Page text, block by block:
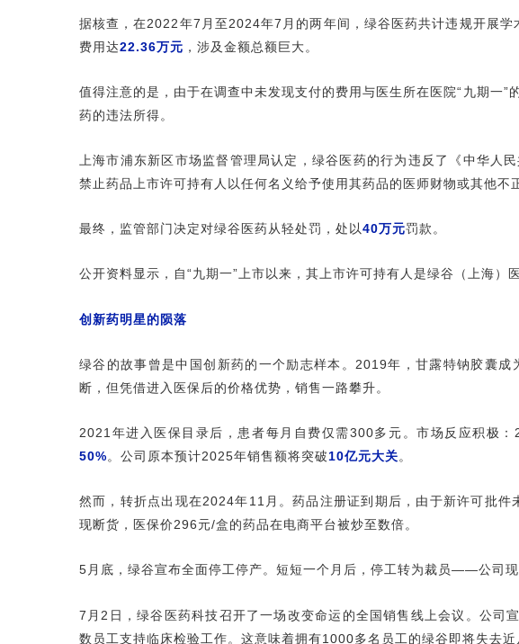
据核查，在2022年7月至2024年7月的两年间，绿谷医药共计违规开展学
费用达22.36万元 ，涉及金额总额巨大。
值得注意的是，由于在调查中未发现支付的费用与医生所在医院“九期一
药的违法所得。
上海市浦东新区市场监督管理局认定，绿谷医药的行为违反了《中华人
禁止药品上市许可持有人以任何名义给予使用其药品的医师财物或其他不
最终，监管部门决定对绿谷医药从轻处罚，处以40万元罚款。
公开资料显示，自“九期一”上市以来，其上市许可持有人是绿谷（上海）
创新药明星的陨落
绿谷的故事曾是中国创新药的一个励志样本。2019年，甘露特钠胶囊成
断，但凭借进入医保后的价格优势，销售一路攀升。
2021年进入医保目录后，患者每月自费仅需300多元。市场反应积极：
50%。公司原本预计2025年销售额将突破10亿元大关。
然而，转折点出现在2024年11月。药品注册证到期后，由于新许可批件
现断货，医保价296元/盒的药品在电商平台被炒至数倍。
5月底，绿谷宣布全面停工停产。短短一个月后，停工转为裁员——公司现
7月2日，绿谷医药科技召开了一场改变命运的全国销售线上会议。公司
数员工支持临床检验工作。这意味着拥有1000多名员工的绿谷即将失去近